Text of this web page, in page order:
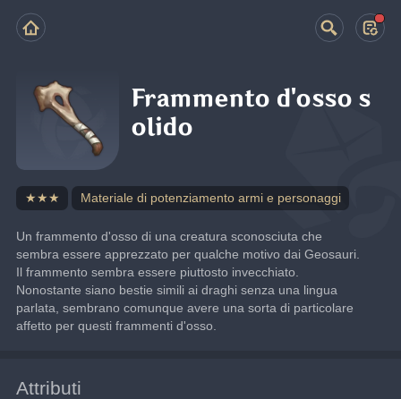
Frammento d'osso s
olido
★★★ Materiale di potenziamento armi e personaggi
Un frammento d'osso di una creatura sconosciuta che
sembra essere apprezzato per qualche motivo dai Geosauri.
Il frammento sembra essere piuttosto invecchiato.
Nonostante siano bestie simili ai draghi senza una lingua
parlata, sembrano comunque avere una sorta di particolare
affetto per questi frammenti d'osso.
Attributi